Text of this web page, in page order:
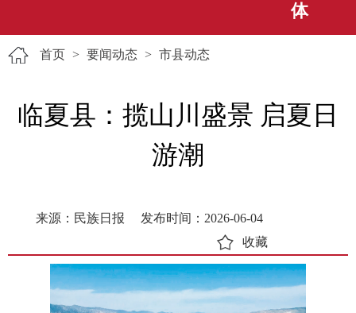
体
首页 > 要闻动态 > 市县动态
临夏县：揽山川盛景 启夏日
游潮
来源：民族日报
发布时间：2026-06-04
收藏